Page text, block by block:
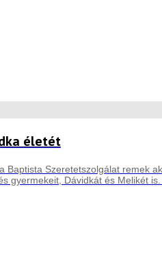
életét
Szeretetszolgálat remek
gyermekeit, Dávidkát és Melikét